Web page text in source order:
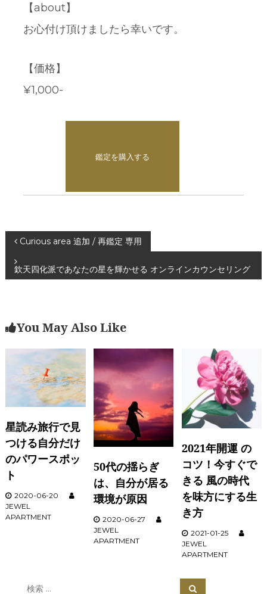
【about】
お心付け頂けましたら幸いです。
【価格】
¥1,000-
鑑定を購入する
投
稿
ナ
ー
シ
ン
Curious area 追加 / 再鑑定 専用
欽天四化派であなたの星を輝かせる オンラインカウンセリング
You May Also Like
星読み旅行で見
つける自分だけ
のパワースポッ
ト
2020-06-20
JEWEL
APARTMENT
50代の揺らぎ
は、自分が居る
環境が原因
2020-06-27
JEWEL
APARTMENT
2021年開運 の
コツ！今すぐで
きる 風の時代
を味方にする生
き方
2021-01-25
JEWEL
APARTMENT
検
検